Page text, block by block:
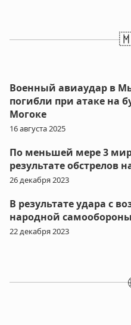
Военный авиаудар в
погибли при атаке на
Могоке
16 августа 2025
По меньшей мере 3
результате обстрелов
26 декабря 2023
В результате удара с
народной
22 декабря 2023